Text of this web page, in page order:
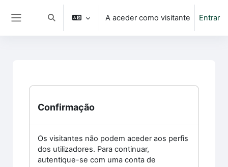
Ir para o conteúdo principal
Alternar a entrada da pesquisa
A aceder como visitante Entrar
Confirmação
Os visitantes não podem aceder aos perfis
dos utilizadores. Para continuar,
autentique-se com uma conta de